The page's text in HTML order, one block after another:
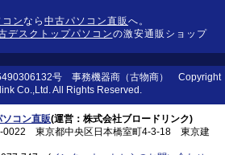
ンなら 中古パソコン直販 へ。
デスクトップパソコンの激安通販ショップ
号 事務機器商（古物商） Copyright
Co.,Ltd. All Rights Reserved.
ソコン直販(運営：株式会社ブロードリンク)
0022 東京都中央区日本橋室町4-3-18 東京建